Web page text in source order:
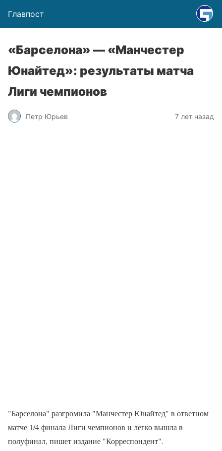
Главпост
«Барселона» — «Манчестер
Юнайтед»: результаты матча
Лиги чемпионов
Петр Юрьев 7 лет назад
"Барселона" разгромила "Манчестер Юнайтед" в ответном
матче 1/4 финала Лиги чемпионов и легко вышла в
полуфинал, пишет издание "Корреспондент".